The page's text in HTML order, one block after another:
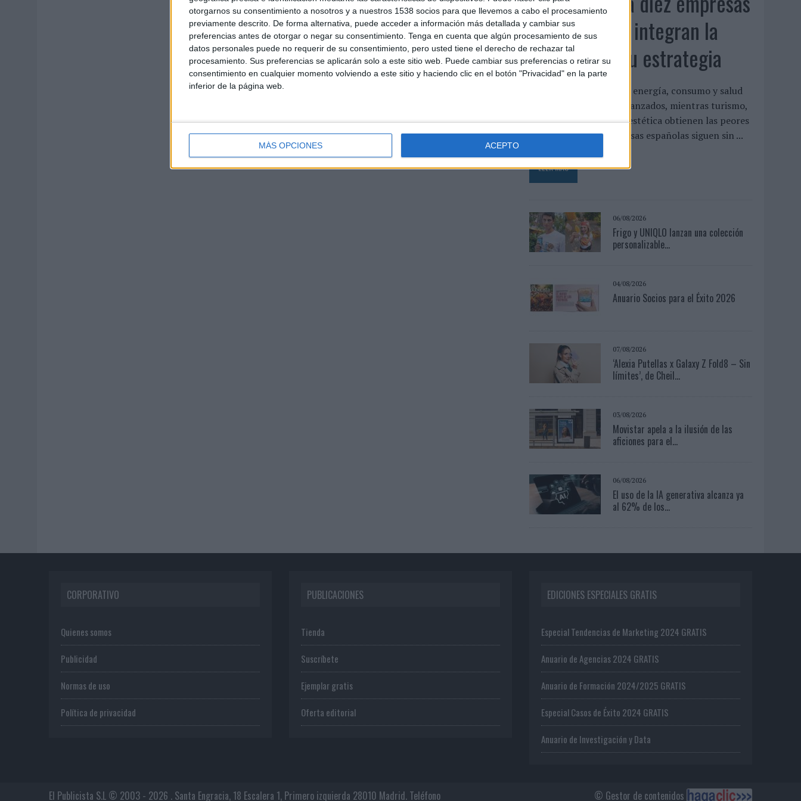
otorgarnos su consentimiento a nosotros y a nuestros 1538 socios para que llevemos a cabo el procesamiento
previamente descrito. De forma alternativa, puede acceder a información más detallada y cambiar sus
preferencias antes de otorgar o negar su consentimiento. Tenga en cuenta que algún procesamiento de sus
datos personales puede no requerir de su consentimiento, pero usted tiene el derecho de rechazar tal
procesamiento. Sus preferencias se aplicarán solo a este sitio web. Puede cambiar sus preferencias o retirar su
consentimiento en cualquier momento volviendo a este sitio y haciendo clic en el botón "Privacidad" en la parte
inferior de la página web.
MÁS OPCIONES ACEPTO
españolas no integran la
infancia en su estrategia
El estudio concluye que energía, consumo y salud
son los sectores más avanzados, mientras turismo,
tecnología y gaming o estética obtienen las peores
valoraciones Las empresas españolas siguen sin ...
LEER MÁS
06/08/2026
Frigo y UNIQLO lanzan una colección
personalizable...
04/08/2026
Anuario Socios para el Éxito 2026
07/08/2026
‘Alexia Putellas x Galaxy Z Fold8 – Sin
límites’, de Cheil...
03/08/2026
Movistar apela a la ilusión de las
aficiones para el...
06/08/2026
El uso de la IA generativa alcanza ya
al 62% de los...
CORPORATIVO
Quienes somos
Publicidad
Normas de uso
Política de privacidad
PUBLICACIONES
Tienda
Suscríbete
Ejemplar gratis
Oferta editorial
EDICIONES ESPECIALES GRATIS
Especial Tendencias de Marketing 2024 GRATIS
Anuario de Agencias 2024 GRATIS
Anuario de Formación 2024/2025 GRATIS
Especial Casos de Éxito 2024 GRATIS
Anuario de Investigación y Data
© Gestor de contenidos
El Publicista S.L © 2003 - 2026 . Santa Engracia, 18 Escalera 1, Primero izquierda 28010 Madrid. Teléfono